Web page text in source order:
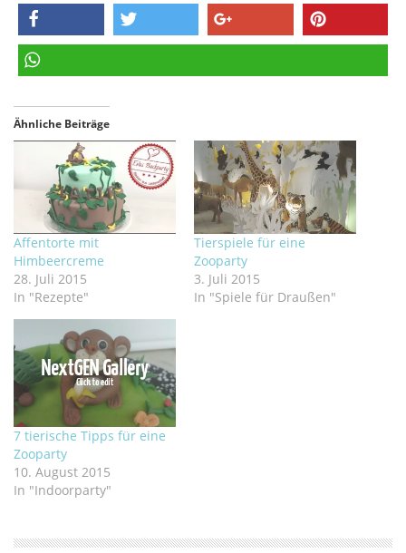
teilen
Ähnliche Beiträge
Affentorte mit
Himbeercreme
28. Juli 2015
In "Rezepte"
Tierspiele für eine
Zooparty
3. Juli 2015
In "Spiele für Draußen"
7 tierische Tipps für eine
Zooparty
10. August 2015
In "Indoorparty"